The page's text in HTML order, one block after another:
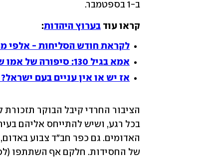
ב-1 בספטמבר.
קראו עוד בערוץ היהדות:
לקראת חודש הסליחות - אלפי
אמא בגיל 130: סיפורה של אמו של המנהיג הגדול ביותר
אז יש או אין עניים בעם